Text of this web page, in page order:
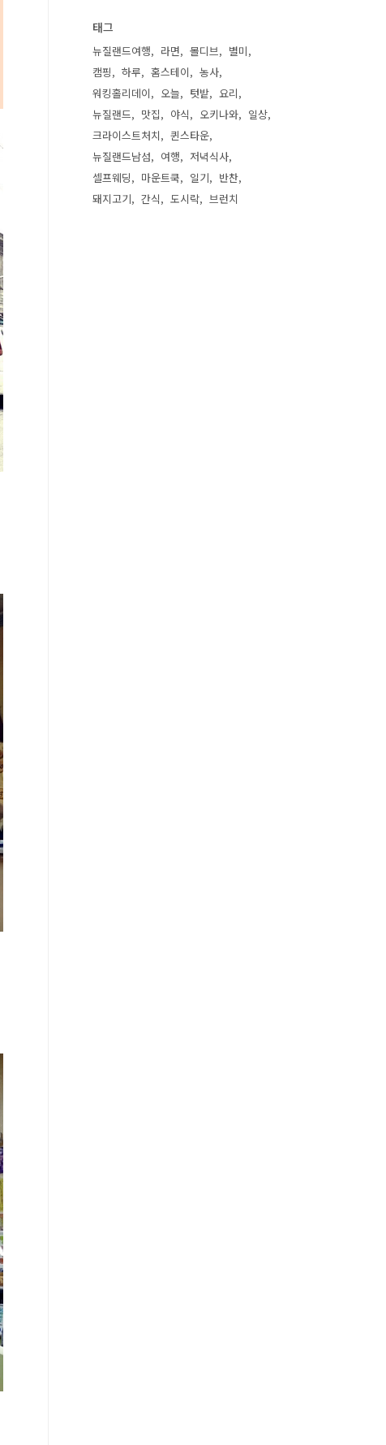
태그
뉴질랜드여행 라면 몰디브
별미
캠핑
하루 홈스테이
농사
워킹홀리데이
오늘 텃밭
요리
뉴질랜드
맛집 야식 오키나와
일상
크라이스트처치
퀸스타운
뉴질랜드남섬
여행
저녁식사
셀프웨딩
마운트쿡 일기
반찬
돼지고기
간식 도시락 브런치